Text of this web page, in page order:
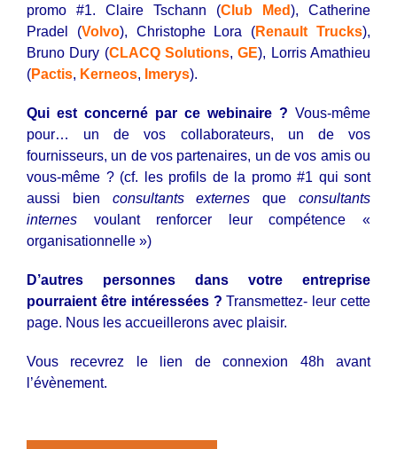
promo #1. Claire Tschann (Club Med), Catherine
Pradel (Volvo), Christophe Lora (Renault Trucks),
Bruno Dury (CLACQ Solutions,GE), Lorris Amathieu
(Pactis, Kerneos, Imerys).
Qui est concerné par ce webinaire ? Vous-même
pour… un de vos collaborateurs, un de vos
fournisseurs, un de vos partenaires, un de vos amis ou
vous-même ? (cf. les profils de la promo #1 qui sont
aussi bien consultants externes queconsultants
internes voulant renforcer leur compétence «
organisationnelle »)
D’autres personnes dans votre entreprise
pourraient être intéressées ? Transmettez- leur cette
page. Nous les accueillerons avec plaisir.
Vous recevrez le lien de connexion 48h avant
l’évènement.